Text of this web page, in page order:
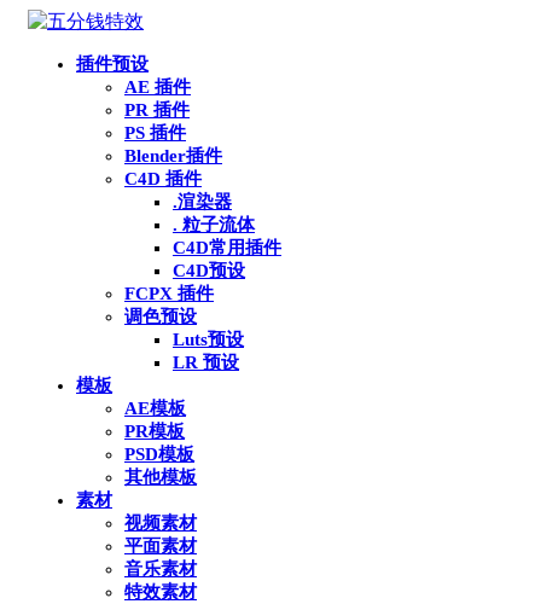
插件预设
AE 插件
PR 插件
PS 插件
Blender插件
C4D 插件
.渲染器
. 粒子流体
C4D常用插件
C4D预设
FCPX 插件
调色预设
Luts预设
LR 预设
模板
AE模板
PR模板
PSD模板
其他模板
素材
视频素材
平面素材
音乐素材
特效素材